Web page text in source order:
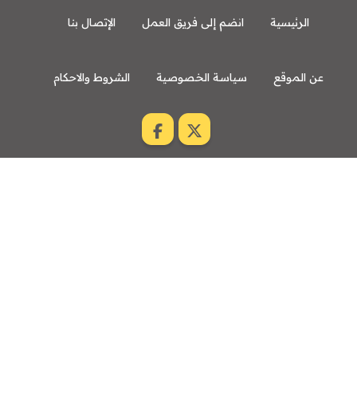
الرئيسية انضم إلى فريق العمل الإتصال بنا
عن الموقع سياسة الخصوصية الشروط والاحكام